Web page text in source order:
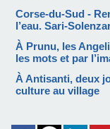
Corse-du-Sud -
l’eau. Sari-
À Prunu, les
les mots et par
À Antisanti, deux
culture au village